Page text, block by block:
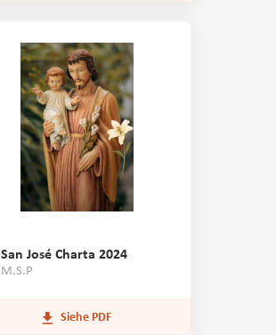
San José Charta 2024
M.S.P
Siehe PDF